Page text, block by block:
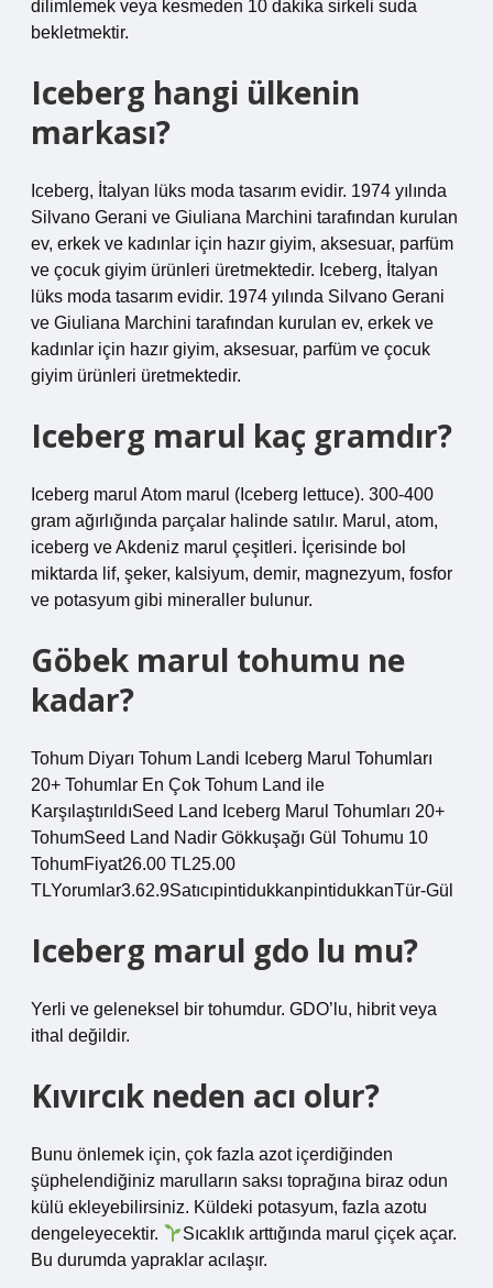
dilimlemek veya kesmeden 10 dakika sirkeli suda
bekletmektir.
Iceberg hangi ülkenin
markası?
Iceberg, İtalyan lüks moda tasarım evidir. 1974 yılında
Silvano Gerani ve Giuliana Marchini tarafından kurulan
ev, erkek ve kadınlar için hazır giyim, aksesuar, parfüm
ve çocuk giyim ürünleri üretmektedir. Iceberg, İtalyan
lüks moda tasarım evidir. 1974 yılında Silvano Gerani
ve Giuliana Marchini tarafından kurulan ev, erkek ve
kadınlar için hazır giyim, aksesuar, parfüm ve çocuk
giyim ürünleri üretmektedir.
Iceberg marul kaç gramdır?
Iceberg marul Atom marul (Iceberg lettuce). 300-400
gram ağırlığında parçalar halinde satılır. Marul, atom,
iceberg ve Akdeniz marul çeşitleri. İçerisinde bol
miktarda lif, şeker, kalsiyum, demir, magnezyum, fosfor
ve potasyum gibi mineraller bulunur.
Göbek marul tohumu ne
kadar?
Tohum Diyarı Tohum Landi Iceberg Marul Tohumları
20+ Tohumlar En Çok Tohum Land ile
KarşılaştırıldıSeed Land Iceberg Marul Tohumları 20+
TohumSeed Land Nadir Gökkuşağı Gül Tohumu 10
TohumFiyat26.00 TL25.00
TLYorumlar3.62.9SatıcıpintidukkanpintidukkanTür-Gül
Iceberg marul gdo lu mu?
Yerli ve geleneksel bir tohumdur. GDO’lu, hibrit veya
ithal değildir.
Kıvırcık neden acı olur?
Bunu önlemek için, çok fazla azot içerdiğinden
şüphelendiğiniz marulların saksı toprağına biraz odun
külü ekleyebilirsiniz. Küldeki potasyum, fazla azotu
dengeleyecektir.
Sıcaklık arttığında marul çiçek açar.
Bu durumda yapraklar acılaşır.